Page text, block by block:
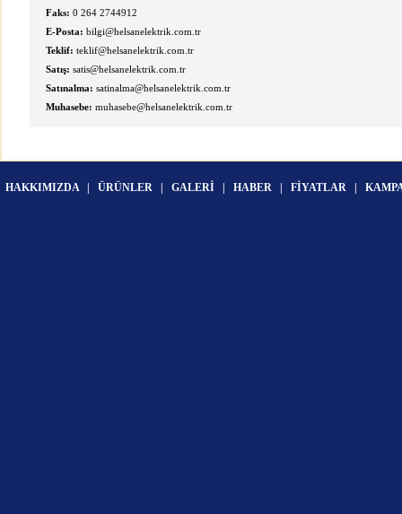
Faks: 0 264 2744912
E-Posta: bilgi@helsanelektrik.com.tr
Teklif: teklif@helsanelektrik.com.tr
Satış: satis@helsanelektrik.com.tr
Satınalma: satinalma@helsanelektrik.com.tr
Muhasebe: muhasebe@helsanelektrik.com.tr
HAKKIMIZDA| ÜRÜNLER GALERİ HABER FİYATLAR